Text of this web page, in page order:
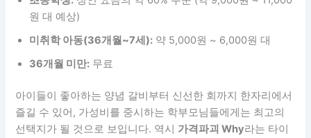
원 대 예상)
미취학 아동(36개월~7세): 약 5,000원 ~ 6,000원 대
36개월 미만: 무료
아이들이 좋아하는 양념 갈비부터 신선한 회까지 한자리에서
즐길 수 있어, 가성비를 중시하는 학부모님들에게는 최고의
선택지가 될 것으로 보입니다. 역시 가격파괴 Why라는 타이